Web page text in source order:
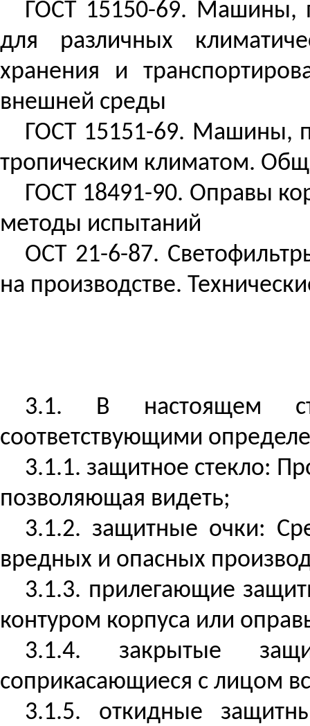
ГОСТ 15150-69. Машины,
для различных
хранения и
внешней среды
ГОСТ 15151-69. Машины,
тропическим климатом.
ГОСТ 18491-90. Оправы
методы испытаний
ОСТ 21-6-87.
на производстве.
3.1. В настоящем
соответствующими
3.1.1. защитное стекло:
позволяющая видеть;
3.1.2. защитные очки:
вредных и опасных
3.1.3. прилегающие
контуром корпуса или
3.1.4. закрытые
соприкасающиеся с лицом
3.1.5. откидные